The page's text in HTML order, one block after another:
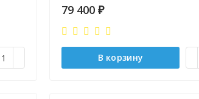
79 400 ₽
В корзину